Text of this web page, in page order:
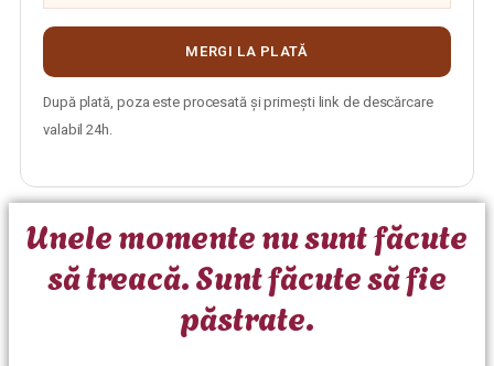
MERGI LA PLATĂ
După plată, poza este procesată și primești link de descărcare
valabil 24h.
Unele momente nu sunt făcute
să treacă. Sunt făcute să fie
păstrate.